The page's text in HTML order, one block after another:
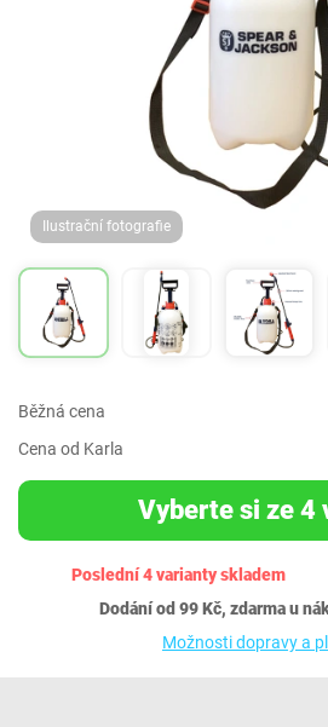
Ilustrační fotografie
Běžná cena
Cena od Karla
Vyberte si ze 4
Poslední 4 varianty skladem
Dodání od 99 Kč, zdarma u
Možnosti dopravy a